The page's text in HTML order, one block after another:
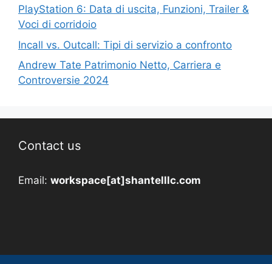
PlayStation 6: Data di uscita, Funzioni, Trailer &
Voci di corridoio
Incall vs. Outcall: Tipi di servizio a confronto
Andrew Tate Patrimonio Netto, Carriera e
Controversie 2024
Contact us
Email: workspace[at]shantelllc.com